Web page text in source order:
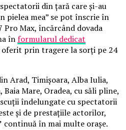
din țară care și-au
pielea mea” se pot înscrie în
Max, încărcând dovada
înformularul dedicat
prin tragere la sorți pe 24
Arad, Timișoara, Alba Iulia,
Baia Mare, Oradea, cu săli pline,
îndelungate cu spectatorii
și de prestațiile actorilor,
continuă în mai multe orașe.